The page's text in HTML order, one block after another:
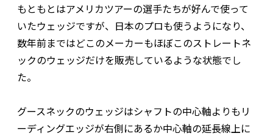
もともとはアメリカツアーの選手たちが好んで使って
いたウェッジですが、日本のプロも使うようになり、
数年前まではどこのメーカーもほぼこのストレートネ
ックのウェッジだけを販売しているような状態でし
た。
グースネックのウェッジはシャフトの中心軸よりもリ
ーディングエッジが右側にあるか中心軸の延長線上に